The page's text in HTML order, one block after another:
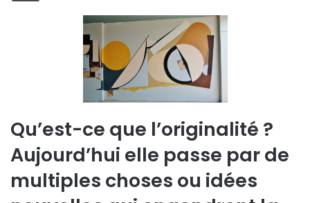
Qu’est-ce que l’originalité ?
Aujourd’hui elle passe par de
multiples choses ou idées